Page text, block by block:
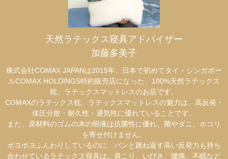
天然ラテックス寝具アドバイザー
加藤多美子
株式会社COMAX JAPANは2015年、日本で初めてタイ・シンガポー
ルCOMAX HOLDINGS特約販売店になった、100%天然ラテックス
枕、ラテックスマットレスのお店です。
COMAXのラテックス枕、ラテックスマットレスの魅力は、高反発・
体圧分散・耐久性・通気性に優れていることです。
また、原材料のゴムの木の樹液は抗菌性に優れ、菌やダニ、ホコリ
を寄せ付けません。
ポヨポヨふんわりしているのに、パンと跳ね返す高い反発力も持ち
合わせているラテックス寝具は、肩こり、いびき、腰痛、不眠など